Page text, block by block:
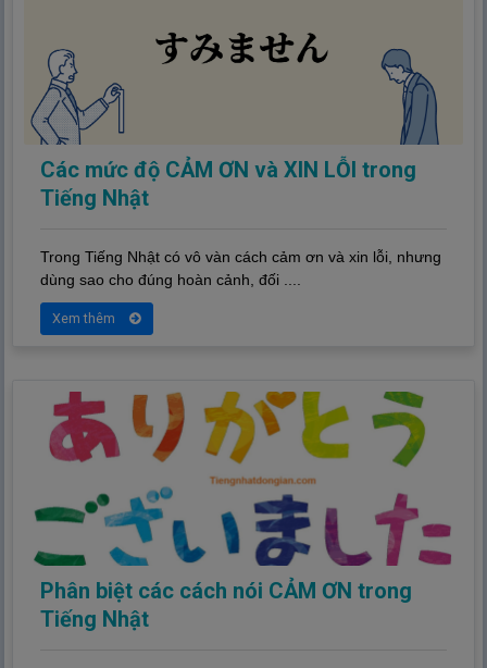
Các mức độ CẢM ƠN và XIN LỖI trong
Tiếng Nhật
Trong Tiếng Nhật có vô vàn cách cảm ơn và xin lỗi, nhưng
dùng sao cho đúng hoàn cảnh, đối ....
Xem thêm
Phân biệt các cách nói CẢM ƠN trong
Tiếng Nhật